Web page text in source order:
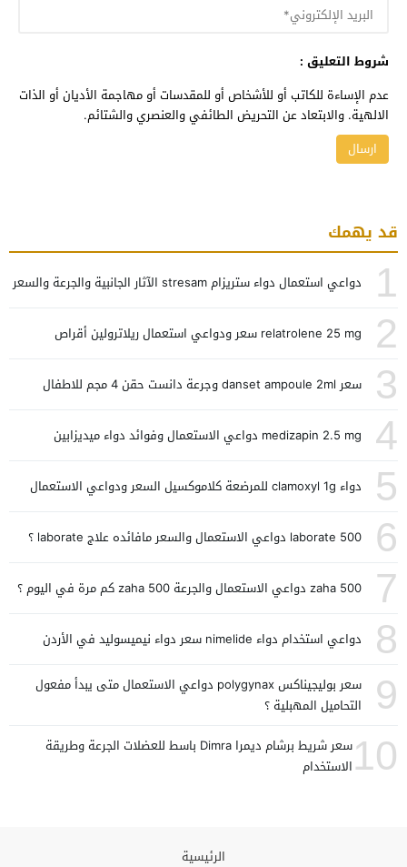
شروط التعليق :
عدم الإساءة للكاتب أو للأشخاص أو للمقدسات أو مهاجمة الأديان أو الذات
الالهية. والابتعاد عن التحريض الطائفي والعنصري والشتائم.
قد يهمك
1 دواعي استعمال دواء ستريزام stresam الآثار الجانبية والجرعة والسعر
2 relatrolene 25 mg سعر ودواعي استعمال ريلاترولين أقراص
3 سعر danset ampoule 2ml وجرعة دانست حقن 4 مجم للاطفال
4 medizapin 2.5 mg دواعي الاستعمال وفوائد دواء ميديزابين
5 دواء clamoxyl 1g للمرضعة كلاموكسيل السعر ودواعي الاستعمال
6 laborate 500 دواعي الاستعمال والسعر مافائده علاج laborate ؟
7 zaha 500 دواعي الاستعمال والجرعة zaha 500 كم مرة في اليوم ؟
8 دواعي استخدام دواء nimelide سعر دواء نيميسوليد في الأردن
9
سعر بوليجيناكس polygynax دواعي الاستعمال متى يبدأ مفعول
التحاميل المهبلية ؟
10
سعر شريط برشام ديمرا Dimra باسط للعضلات الجرعة وطريقة
الاستخدام
الرئيسية